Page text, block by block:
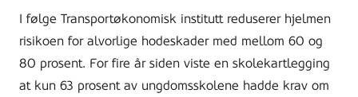
I følge Transportøkonomisk institutt reduserer hjelmen
risikoen for alvorlige hodeskader med mellom 60 og
80 prosent. For fire år siden viste en skolekartlegging
at kun 63 prosent av ungdomsskolene hadde krav om